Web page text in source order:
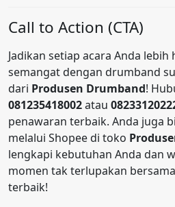
Call to Action (CTA)
Jadikan setiap acara Anda
semangat dengan drumband
dari Produsen Drumband!
081235418002atau
penawaran terbaik. Anda juga
melalui Shopee di toko
lengkapi kebutuhan Anda dan
momen tak terlupakan
terbaik!